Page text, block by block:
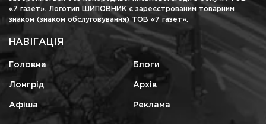
«7 газет». Логотип ШИПОВНИК є зареєстрованим товарним
знаком (знаком обслуговування) ТОВ «7 газет».
НАВІГАЦІЯ
Головна Блоги
Лонгрід Архів
Афіша Реклама